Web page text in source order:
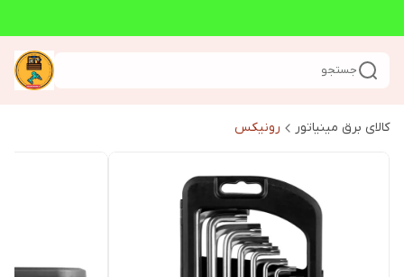
جستجو
کالای برق مینیاتور رونیکس